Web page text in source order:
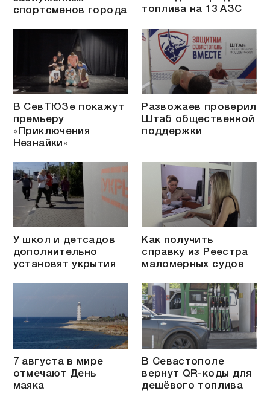
спортсменов города
топлива на 13 АЗС
В СевТЮЗе покажут
премьеру
«Приключения
Незнайки»
Развожаев проверил
Штаб общественной
поддержки
У школ и детсадов
дополнительно
установят укрытия
Как получить
справку из Реестра
маломерных судов
7 августа в мире
отмечают День
маяка
В Севастополе
вернут QR-коды для
дешёвого топлива